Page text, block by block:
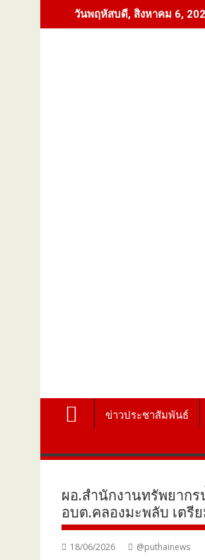
to
วันพฤหัสบดี, สิงหาคม 6,
ข่าวประชาสัมพันธ์
ผอ.สำนักงานทรัพยาก
อบต.คลองมะพลับ เตรี
18/06/2026 @puthainews